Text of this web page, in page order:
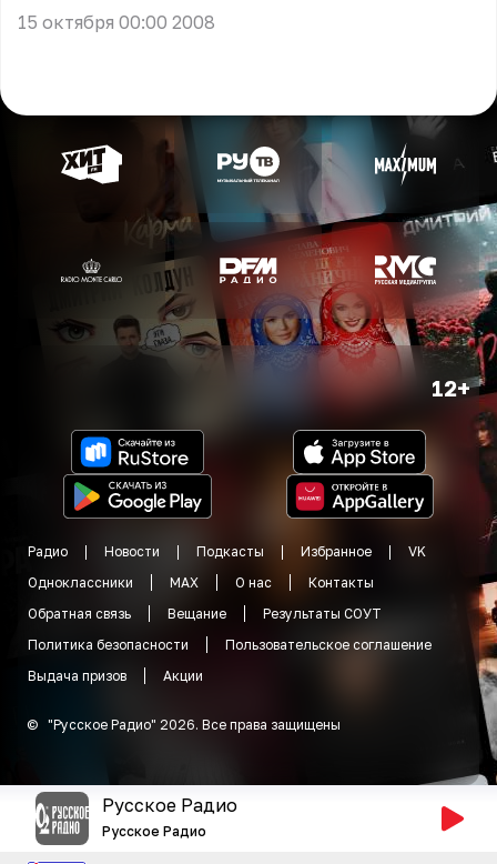
15 октября 00:00 2008
12+
Радио Новости Подкасты Избранное
VK
Одноклассники
MAX О нас
Контакты
Обратная связь
Вещание
Результаты СОУТ
Политика безопасности
Пользовательское соглашение
Выдача призов
Акции
© "Русское Радио" 2026. Все права защищены
Русское Радио
Русское Радио